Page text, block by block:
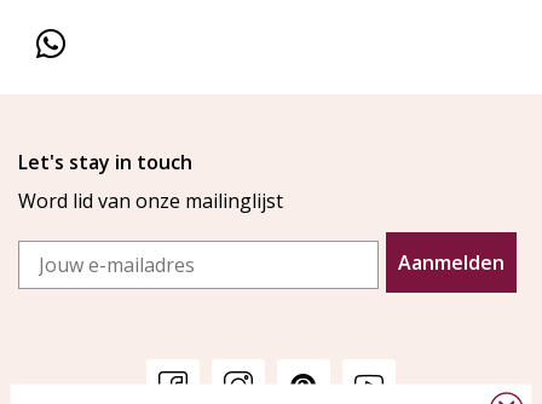
Let's stay in touch
Word lid van onze mailinglijst
Email
Aanmelden